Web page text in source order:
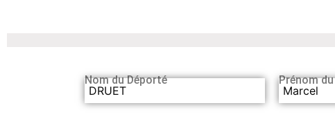
Nom du Déporté
DRUET
Prénom
Marcel